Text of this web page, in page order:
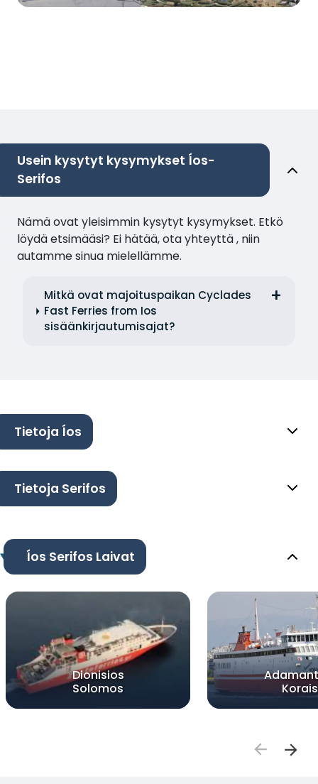
Usein kysytyt kysymykset Íos-
Serifos
Nämä ovat yleisimmin kysytyt kysymykset. Etkö
löydä etsimääsi? Ei hätää, ota yhteyttä , niin
autamme sinua mielellämme.
Mitkä ovat majoituspaikan Cyclades
Fast Ferries from Ios
sisäänkirjautumisajat?
Tietoja Íos
Tietoja Serifos
Íos Serifos Laivat
Dionisios
Solomos
Korais